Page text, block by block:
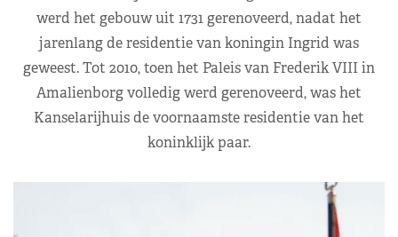
werd het gebouw uit 1731 gerenoveerd, nadat het
jarenlang de residentie van koningin Ingrid was
geweest. Tot 2010, toen het Paleis van Frederik VIII in
Amalienborg volledig werd gerenoveerd, was het
Kanselarijhuis de voornaamste residentie van het
koninklijk paar.